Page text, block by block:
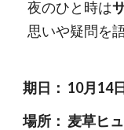
夜のひと時は
思いや疑問を
期日： 10月14
場所： 麦草ヒ